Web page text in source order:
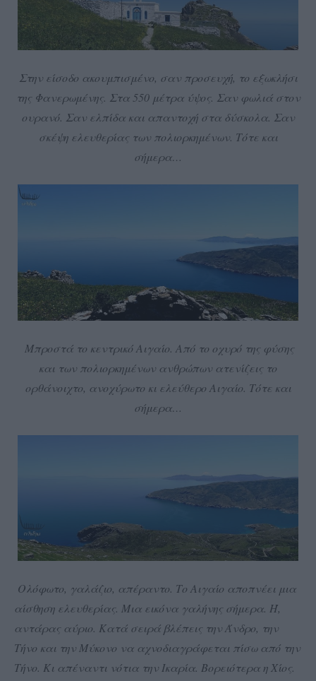
Στην είσοδο ακουμπισμένο, σαν προσευχή, το εξωκλήσι
της Φανερωμένης. Στα 550 μέτρα ύψος. Σαν φωλιά στον
ουρανό. Σαν ελπίδα και απαντοχή στα δύσκολα. Σαν
σκέψη ελευθερίας των πολιορκημένων. Τότε και
σήμερα…
Μπροστά το κεντρικό Αιγαίο. Από το οχυρό της φύσης
και των πολιορκημένων ανθρώπων ατενίζεις το
ορθάνοιχτο, ανοχύρωτο κι ελεύθερο Αιγαίο. Τότε και
σήμερα…
Ολόφωτο, γαλάζιο, απέραντο. Το Αιγαίο αποπνέει μια
αίσθηση ελευθερίας. Μια εικόνα γαλήνης σήμερα. Ή,
αντάρας αύριο. Κατά σειρά βλέπεις την Άνδρο, την
Τήνο και την Μύκονο να αχνοδιαγράφεται πίσω από την
Τήνο. Κι απέναντι νότια την Ικαρία. Βορειότερα η Χίος.